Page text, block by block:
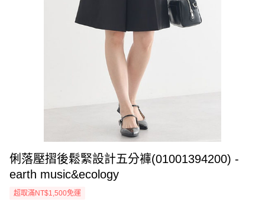
俐落壓摺後鬆緊設計五分褲(01001394200) -
earth music&ecology
超取滿NT$1,500免運